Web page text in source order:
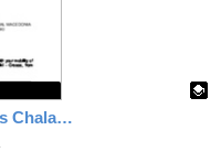
Programa de actividades Chalastra (Grecia)